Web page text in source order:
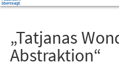
„Tatjanas
Abstraktion“